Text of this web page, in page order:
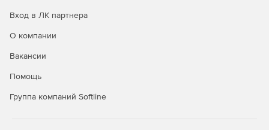
Вход в ЛК партнера
О компании
Вакансии
Помощь
Группа компаний Softline